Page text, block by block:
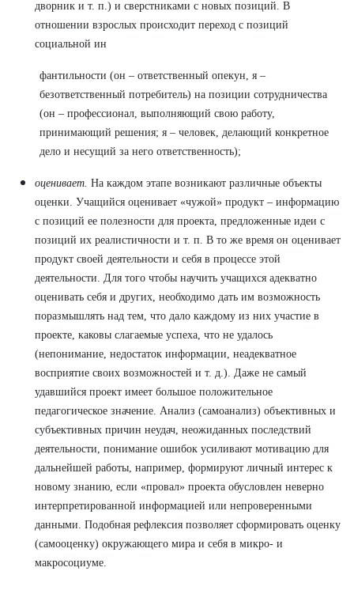
дворник и т. п.) и сверстниками с новых позиций. В
отношении взрослых происходит переход с позиций
социальной ин
фантильности (он – ответственный опекун, я –
безответственный потребитель) на позиции сотрудничества
(он – профессионал, выполняющий свою работу,
принимающий решения; я – человек, делающий конкретное
дело и несущий за него ответственность);
оценивает. На каждом этапе возникают различные объекты
оценки. Учащийся оценивает «чужой» продукт – информацию
с позиций ее полезности для проекта, предложенные идеи с
позиций их реалистичности и т. п. В то же время он оценивает
продукт своей деятельности и себя в процессе этой
деятельности. Для того чтобы научить учащихся адекватно
оценивать себя и других, необходимо дать им возможность
поразмышлять над тем, что дало каждому из них участие в
проекте, каковы слагаемые успеха, что не удалось
(непонимание, недостаток информации, неадекватное
восприятие своих возможностей и т. д.). Даже не самый
удавшийся проект имеет большое положительное
педагогическое значение. Анализ (самоанализ) объективных и
субъективных причин неудач, неожиданных последствий
деятельности, понимание ошибок усиливают мотивацию для
дальнейшей работы, например, формируют личный интерес к
новому знанию, если «провал» проекта обусловлен неверно
интерпретированной информацией или непроверенными
данными. Подобная рефлексия позволяет сформировать оценку
(самооценку) окружающего мира и себя в микро- и
макросоциуме.